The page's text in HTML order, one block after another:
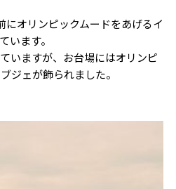
にオリンピックムードをあげるイ
います。
いますが、お台場にはオリンピ
ジェが飾られました。